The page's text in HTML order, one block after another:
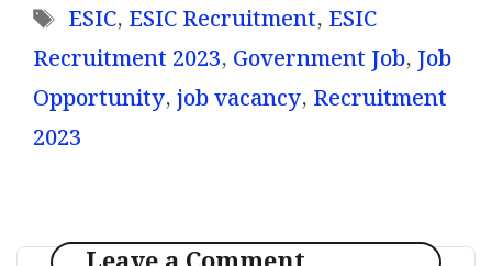
Tags
ESIC, ESIC Recruitment, ESIC
Recruitment 2023, Government Job, Job
Opportunity,job vacancy, Recruitment
2023